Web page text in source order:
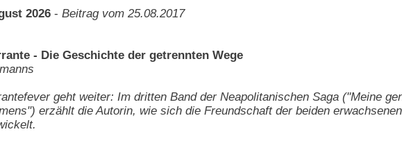
2026 - Beitrag vom 25.08.2017
- Die Geschichte der getrennten Wege
geht weiter: Im dritten Band der Neapolitanischen Saga ("Meine
erzählt die Autorin, wie sich die Freundschaft der beiden